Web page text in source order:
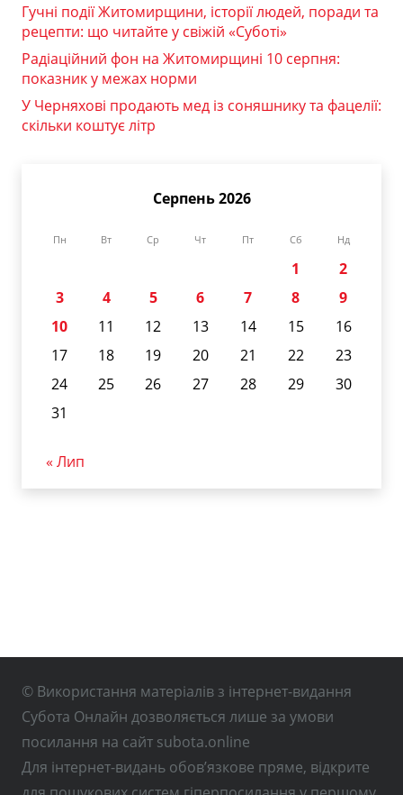
Гучні події Житомирщини, історії людей, поради та
рецепти: що читайте у свіжій «Суботі»
Радіаційний фон на Житомирщині 10 серпня:
показник у межах норми
У Черняхові продають мед із соняшнику та фацелії:
скільки коштує літр
Серпень 2026
Пн Вт Ср Чт Пт Сб Нд
1
2
3
4 5 6 7 8
9
10
11 12 13 14 15
16
17
18 19 20 21 22
23
24
25 26 27 28 29
30
31
« Лип
© Використання матеріалів з інтернет-видання
Субота Онлайн дозволяється лише за умови
посилання на сайт subota.online
Для інтернет-видань обов’язкове пряме, відкрите